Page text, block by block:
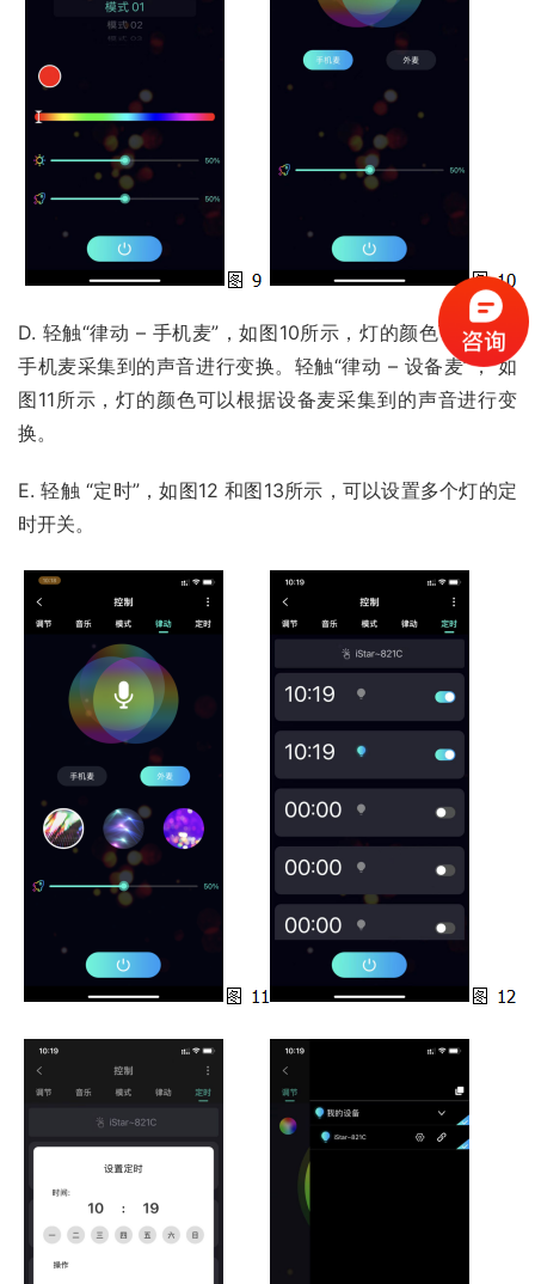
D. 轻触“律动 – 手机麦”，如图10所示，灯的颜色可以根据
手机麦采集到的声音进行变换。轻触“律动 – 设备麦”， 如
图11所示，灯的颜色可以根据设备麦采集到的声音进行变
换。
E. 轻触 “定时”，如图12 和图13所示，可以设置多个灯的定
时开关。